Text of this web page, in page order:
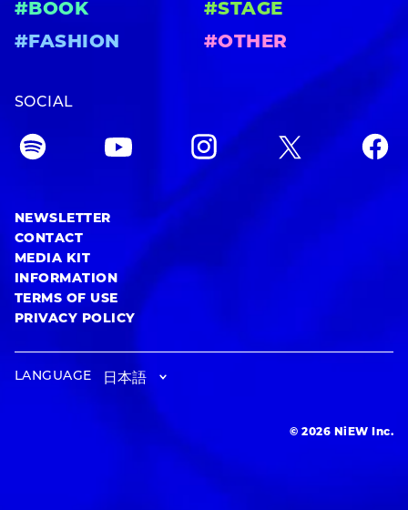
#BOOK
#STAGE
#FASHION
#OTHER
SOCIAL
NEWSLETTER
CONTACT
MEDIA KIT
INFORMATION
TERMS OF USE
PRIVACY POLICY
LANGUAGE
© 2026 NiEW Inc.